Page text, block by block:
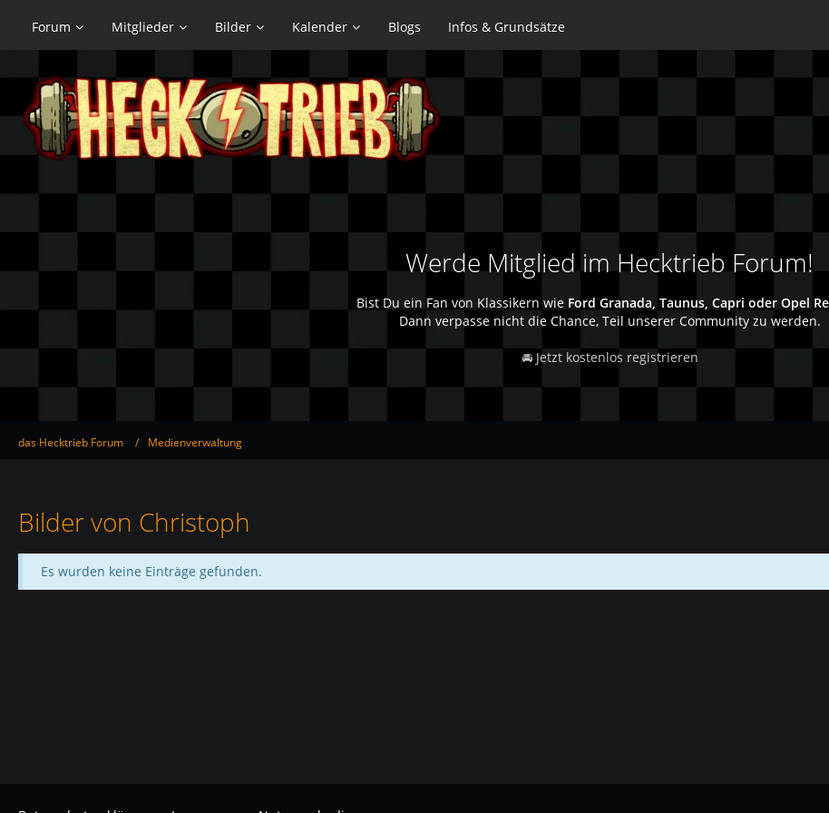
Forum Mitglieder Bilder Kalender Blogs Infos & Grundsätze
Werde Mitglied im Hecktrieb Forum!
Bist Du ein Fan von Klassikern wie Ford Granada, Taunus, Capri oder Opel
Dann verpasse nicht die Chance, Teil unserer Community zu werden.
🚘 Jetzt kostenlos registrieren
das Hecktrieb Forum Medienverwaltung
Bilder von Christoph
Es wurden keine Einträge gefunden.